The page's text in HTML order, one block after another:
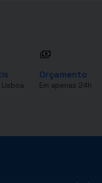
Lisboa
Orçamento
Em apenas 24h